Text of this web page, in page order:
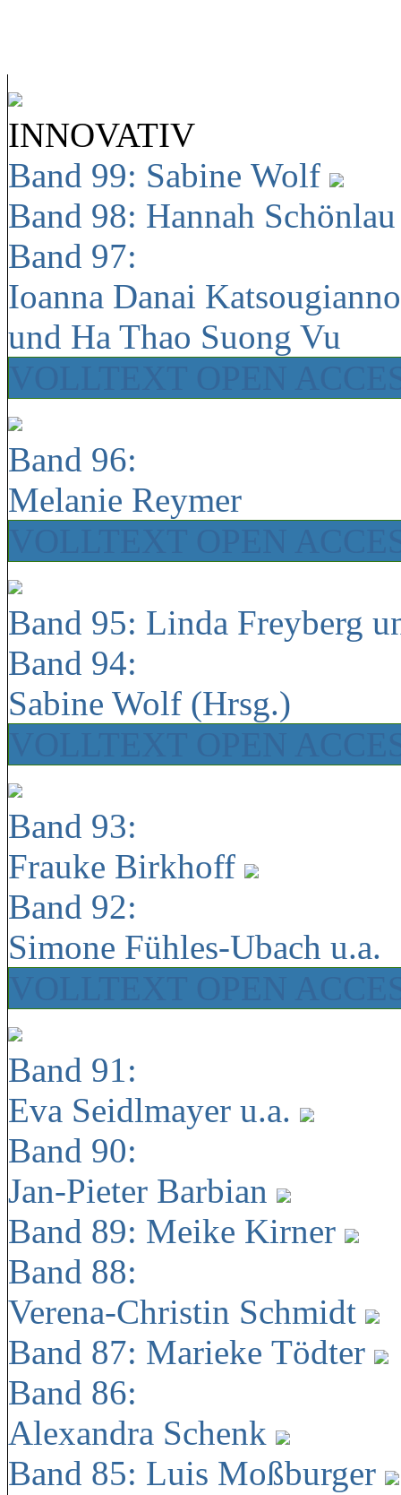
INNOVATIV
Band 99: Sabine Wolf
Band 98: Hannah
Band 97:
Ioanna Danai
und Ha Thao Suong Vu
Band 96:
Melanie Reymer
Band 95: Linda Freyberg
Band 94:
Sabine Wolf (Hrsg.)
Band 93:
Frauke Birkhoff
Band 92:
Simone Fühles-Ubach u.a.
Band 91:
Eva Seidlmayer u.a.
Band 90:
Jan-Pieter Barbian
Band 89: Meike Kirner
Band 88:
Verena-Christin Schmidt
Band 87: Marieke Tödter
Band 86:
Alexandra Schenk
Band 85: Luis Moßburger